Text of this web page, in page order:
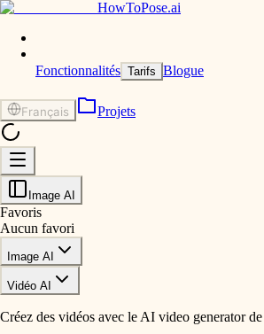
HowToPose.ai
Fonctionnalités Tarifs Blogue
Français Projets
Image AI
Favoris
Aucun favori
Image AI
Vidéo AI
Créez des vidéos avec le AI video generator